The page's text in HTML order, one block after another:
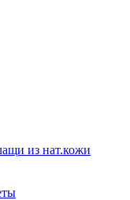
из нат.кожи